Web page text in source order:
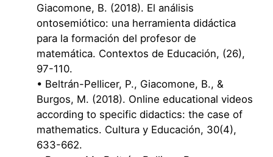
Giacomone, B. (2018). El análisis
ontosemiótico: una herramienta didáctica
para la formación del profesor de
matemática. Contextos de Educación, (26),
97-110.
• Beltrán-Pellicer, P., Giacomone, B., &
Burgos, M. (2018). Online educational videos
according to specific didactics: the case of
mathematics. Cultura y Educación, 30(4),
633-662.